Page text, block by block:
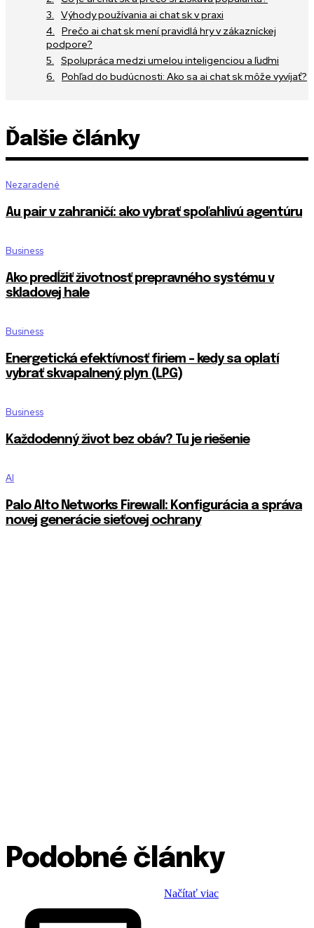
Výhody používania ai chat sk v praxi
Prečo ai chat sk mení pravidlá hry v zákazníckej
podpore?
Spolupráca medzi umelou inteligenciou a ľuďmi
Pohľad do budúcnosti: Ako sa ai chat sk môže vyvíjať?
Ďalšie články
Nezaradené
Au pair v zahraničí: ako vybrať spoľahlivú agentúru
Business
Ako predĺžiť životnosť prepravného systému v
skladovej hale
Business
Energetická efektívnosť firiem – kedy sa oplatí
vybrať skvapalnený plyn (LPG)
Business
Každodenný život bez obáv? Tu je riešenie
AI
Palo Alto Networks Firewall: Konfigurácia a správa
novej generácie sieťovej ochrany
Podobné články
Načítať viac